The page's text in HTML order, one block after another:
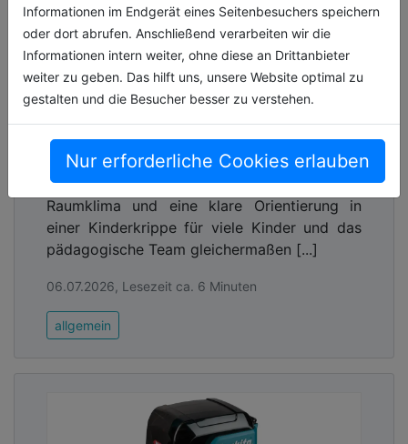
Informationen im Endgerät eines Seitenbesuchers speichern
oder dort abrufen. Anschließend verarbeiten wir die
Informationen intern weiter, ohne diese an Drittanbieter
weiter zu geben. Das hilft uns, unsere Website optimal zu
gestalten und die Besucher besser zu verstehen.
Nur erforderliche Cookies erlauben
Smarte und funktionale KNX-
Gebäudesteuerung in einer
städtischen Kinderkrippe in
Eschenbach (Oberpfalz)
Wie lassen sich Sicherheit, ein angenehmes
Raumklima und eine klare Orientierung in
einer Kinderkrippe für viele Kinder und das
pädagogische Team gleichermaßen [...]
06.07.2026, Lesezeit ca. 6 Minuten
allgemein